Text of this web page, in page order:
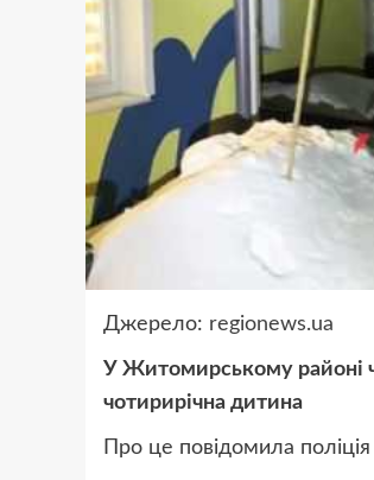
Джерело: regionews.ua
У Житомирському районі
чотирирічна дитина
Про це повідомила